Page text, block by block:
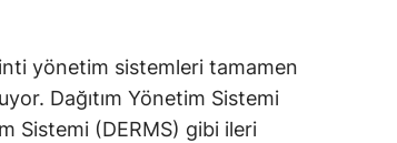
yönetim sistemleri tamamen
Dağıtım Yönetim Sistemi
Sistemi (DERMS) gibi ileri